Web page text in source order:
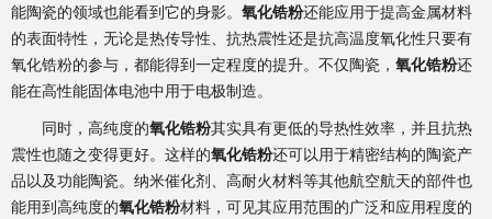
能陶瓷的领域也能看到它的身影。 氧化锆粉还能应用于提高金属材料
的表面特性，无论是热传导性、抗热震性还是抗高温度氧化性只要有
氧化锆粉的参与，都能得到一定程度的提升。不仅陶瓷， 氧化锆粉还
能在高性能固体电池中用于电极制造。
同时，高纯度的氧化锆粉其实具有更低的导热性效率，并且抗热
震性也随之变得更好。这样的氧化锆粉还可以用于精密结构的陶瓷产
品以及功能陶瓷。纳米催化剂、高耐火材料等其他航空航天的部件也
能用到高纯度的氧化锆粉材料，可见其应用范围的广泛和应用程度的